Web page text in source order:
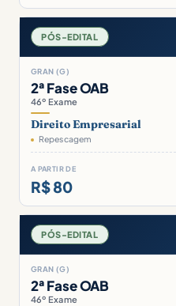
PÓS-EDITAL
GRAN (G)
2ª Fase OAB
46º Exame
Direito Empresarial
Repescagem
A PARTIR DE
R$ 80
PÓS-EDITAL
GRAN (G)
2ª Fase OAB
46º Exame